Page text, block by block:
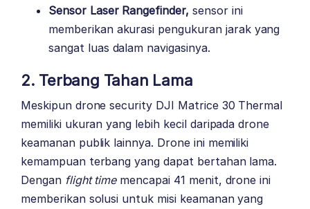
Sensor Laser Rangefinder, sensor ini
memberikan akurasi pengukuran jarak yang
sangat luas dalam navigasinya.
2. Terbang Tahan Lama
Meskipun drone security DJI Matrice 30 Thermal
memiliki ukuran yang lebih kecil daripada drone
keamanan publik lainnya. Drone ini memiliki
kemampuan terbang yang dapat bertahan lama.
Dengan flight time mencapai 41 menit, drone ini
memberikan solusi untuk misi keamanan yang